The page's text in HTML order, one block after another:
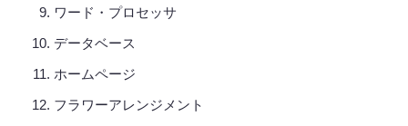
ワード・プロセッサ
データベース
ホームページ
フラワーアレンジメント